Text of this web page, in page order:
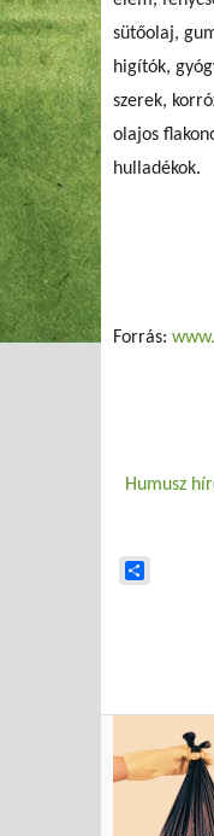
sütőolaj,
higítók,
szerek,
olajos
hulladékok.
Forrás:
Humusz